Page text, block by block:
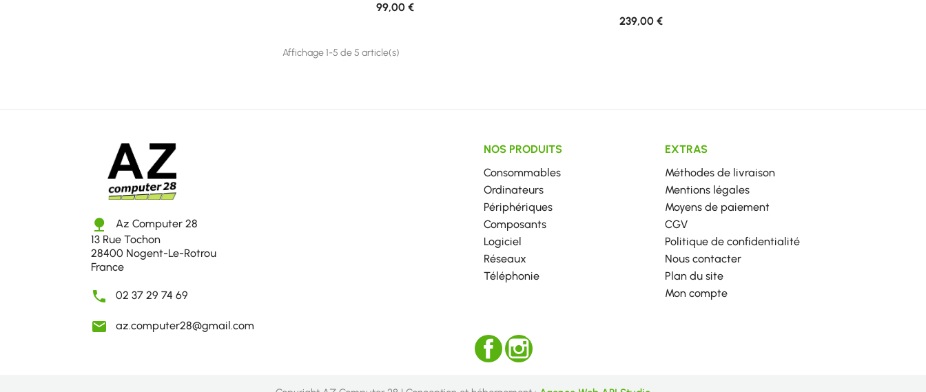
99,00 €
239,00 €
Affichage 1-5 de 5 article(s)
nature
Az Computer 28
13 Rue Tochon
28400 Nogent-Le-Rotrou
France
 02 37 29 74 69
 az.computer28@gmail.com
NOS PRODUITS
Consommables
Ordinateurs
Périphériques
Composants
Logiciel
Réseaux
Téléphonie
EXTRAS
Méthodes de livraison
Mentions légales
Moyens de paiement
CGV
Politique de confidentialité
Nous contacter
Plan du site
Mon compte
Facebook